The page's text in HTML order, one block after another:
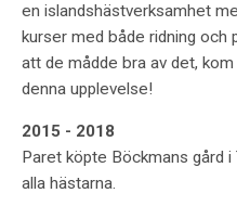
en islandshästverksamhet
kurser med både ridning
att de mådde bra av det,
denna upplevelse!
2015 - 2018
Paret köpte Böckmans gård
alla hästarna.